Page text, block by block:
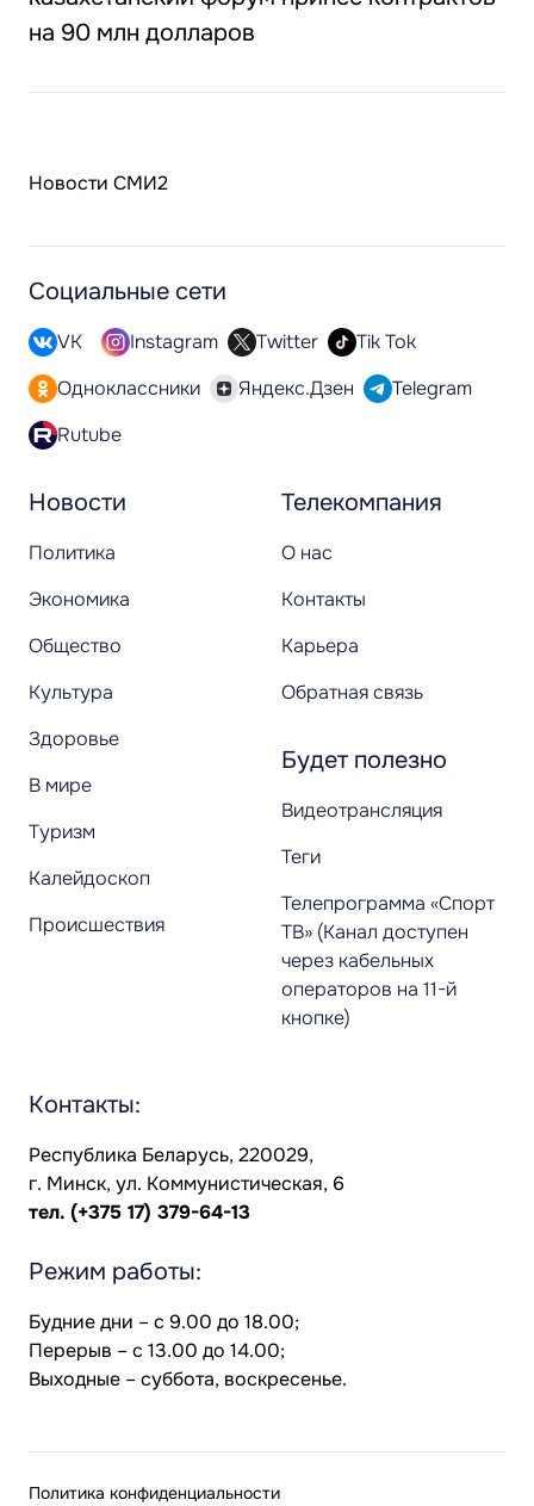
на 90 млн долларов
Новости СМИ2
Новости
Политика
Экономика
Общество
Культура
Здоровье
В мире
Туризм
Калейдоскоп
Происшествия
Телекомпания
О нас
Контакты
Карьера
Обратная связь
Будет полезно
Видеотрансляция
Теги
Телепрограмма «Спорт
ТВ» (Канал доступен
через кабельных
операторов на 11-й
кнопке)
Социальные сети
VK Instagram Twitter
Tik Tok
Одноклассники
Яндекс.Дзен
Telegram
Rutube
Контакты:
Республика Беларусь, 220029,
г. Минск, ул. Коммунистическая, 6
тел. (+375 17) 379-64-13
Режим работы:
Будние дни – с 9.00 до 18.00;
Перерыв – с 13.00 до 14.00;
Выходные – суббота, воскресенье.
Политика конфиденциальности